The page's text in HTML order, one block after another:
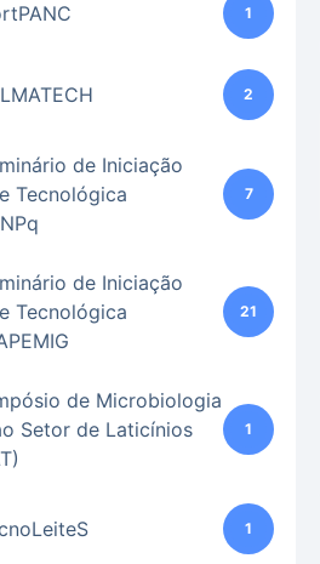
1
2
de Iniciação
Tecnológica
7
de Iniciação
Tecnológica
21
de Microbiologia
Setor de Laticínios
1
1